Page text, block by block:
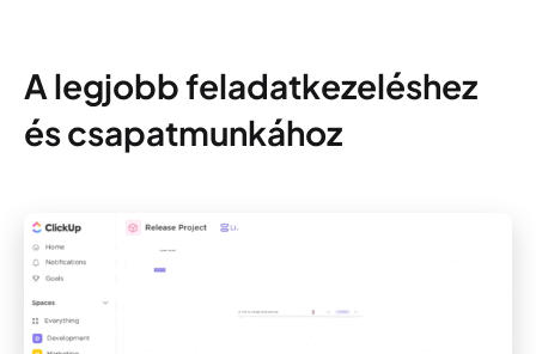
A legjobb feladatkezeléshez
és csapatmunkához